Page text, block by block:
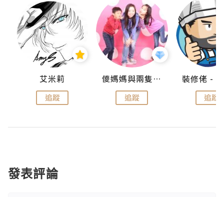
艾米莉
追蹤
儍媽媽與兩隻小魔怪之家
追蹤 追蹤
發表評論